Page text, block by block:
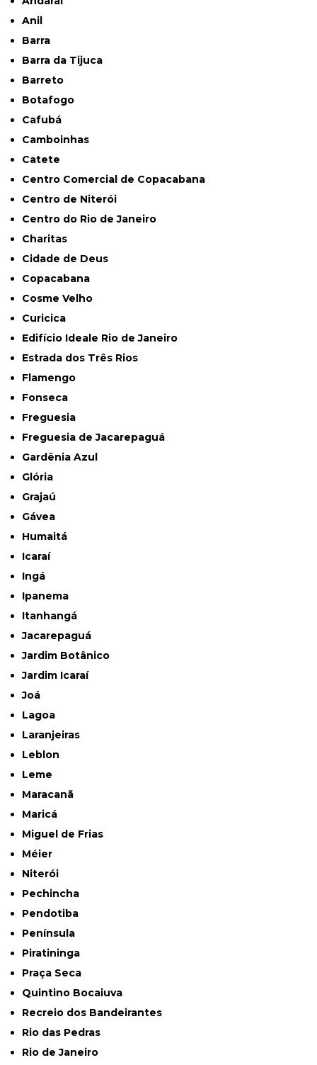
Anil
Barra
Barra da Tijuca
Barreto
Botafogo
Cafubá
Camboinhas
Catete
Centro Comercial de Copacabana
Centro de Niterói
Centro do Rio de Janeiro
Charitas
Cidade de Deus
Copacabana
Cosme Velho
Curicica
Edifício Ideale Rio de Janeiro
Estrada dos Três Rios
Flamengo
Fonseca
Freguesia
Freguesia de Jacarepaguá
Gardênia Azul
Glória
Grajaú
Gávea
Humaitá
Icaraí
Ingá
Ipanema
Itanhangá
Jacarepaguá
Jardim Botânico
Jardim Icaraí
Joá
Lagoa
Laranjeiras
Leblon
Leme
Maracanã
Maricá
Miguel de Frias
Méier
Niterói
Pechincha
Pendotiba
Península
Piratininga
Praça Seca
Quintino Bocaiuva
Recreio dos Bandeirantes
Rio das Pedras
Rio de Janeiro